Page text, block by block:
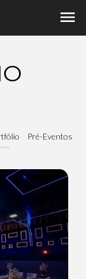
menu
Pré-Eventos